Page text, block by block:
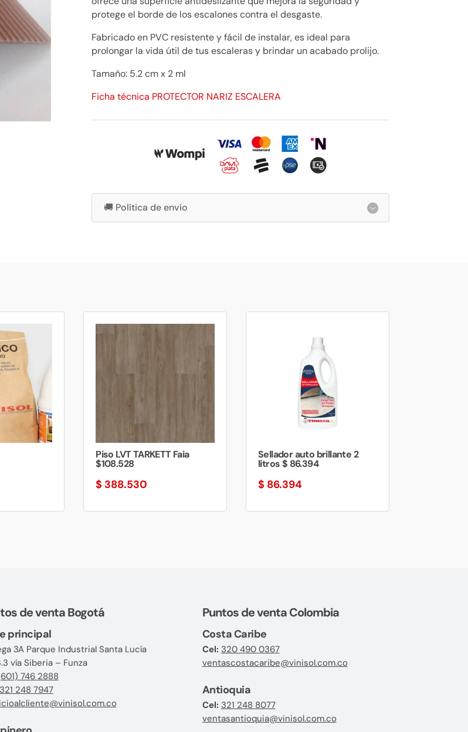
ML
cantidad
protege el borde de los escalones contra el desgaste.
Fabricado en PVC resistente y fácil de instalar, es ideal para
prolongar la vida útil de tus escaleras y brindar un acabado prolijo.
Tamaño: 5.2 cm x 2 ml
Ficha técnica PROTECTOR NARIZ ESCALERA
🚚 Política de envío
Piso LVT TARKETT Faia
$108.528
$ 388.530
Sellador auto brillante 2
litros $ 86.394
$ 86.394
de venta Bogotá
principal
3A Parque Industrial Santa Lucía
vía Siberia – Funza
746 2888
321 248 7947
Puntos de venta Colombia
Costa Caribe
Cel: 320 490 0367
ventascostacaribe@vinisol.com.co
Antioquia
Cel: 321 248 8077
ventasantioquia@vinisol.com.co